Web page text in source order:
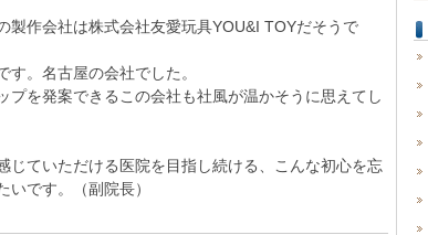
製作会社は株式会社友愛玩具YOU&I TOYだそうで
す。名古屋の会社でした。
プを発案できるこの会社も社風が温かそうに思えてし
じていただける医院を目指し続ける、こんな初心を忘
いです。（副院長）